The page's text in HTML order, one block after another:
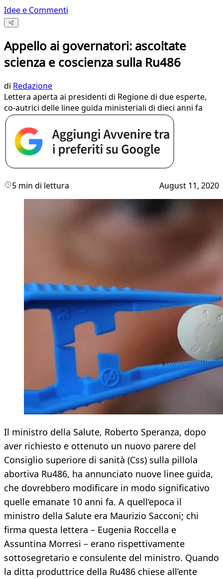
Idee e Commenti
Appello ai governatori: ascoltate
scienza e coscienza sulla Ru486
di Redazione
Lettera aperta ai presidenti di Regione di due esperte,
co-autrici delle linee guida ministeriali di dieci anni fa
5 min di lettura August 11, 2020
Il ministro della Salute, Roberto Speranza, dopo
aver richiesto e ottenuto un nuovo parere del
Consiglio superiore di sanità (Css) sulla pillola
abortiva Ru486, ha annunciato nuove linee guida,
che dovrebbero modificare in modo significativo
quelle emanate 10 anni fa. A quell’epoca il
ministro della Salute era Maurizio Sacconi; chi
firma questa lettera – Eugenia Roccella e
Assuntina Morresi – erano rispettivamente
sottosegretario e consulente del ministro. Quando
la ditta produttrice della Ru486 chiese all’ente